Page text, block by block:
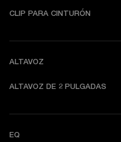
CLIP PARA CINTURÓN
ALTAVOZ
ALTAVOZ DE 2 PULGADAS
EQ